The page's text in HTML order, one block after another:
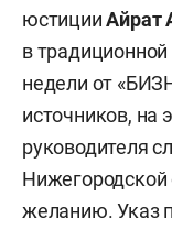
юстицииАйрат
в
недели от
источников, на
руководителя
Нижегородской
желанию. Указ